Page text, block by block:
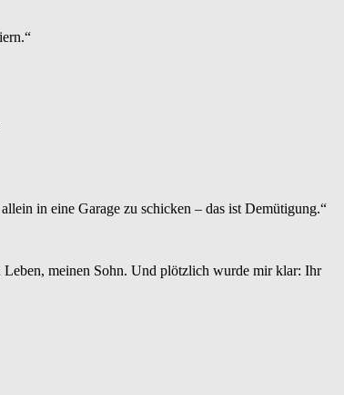
in eine Garage zu schicken – das ist Demütigung.“
Leben, meinen Sohn. Und plötzlich wurde mir klar: Ihr